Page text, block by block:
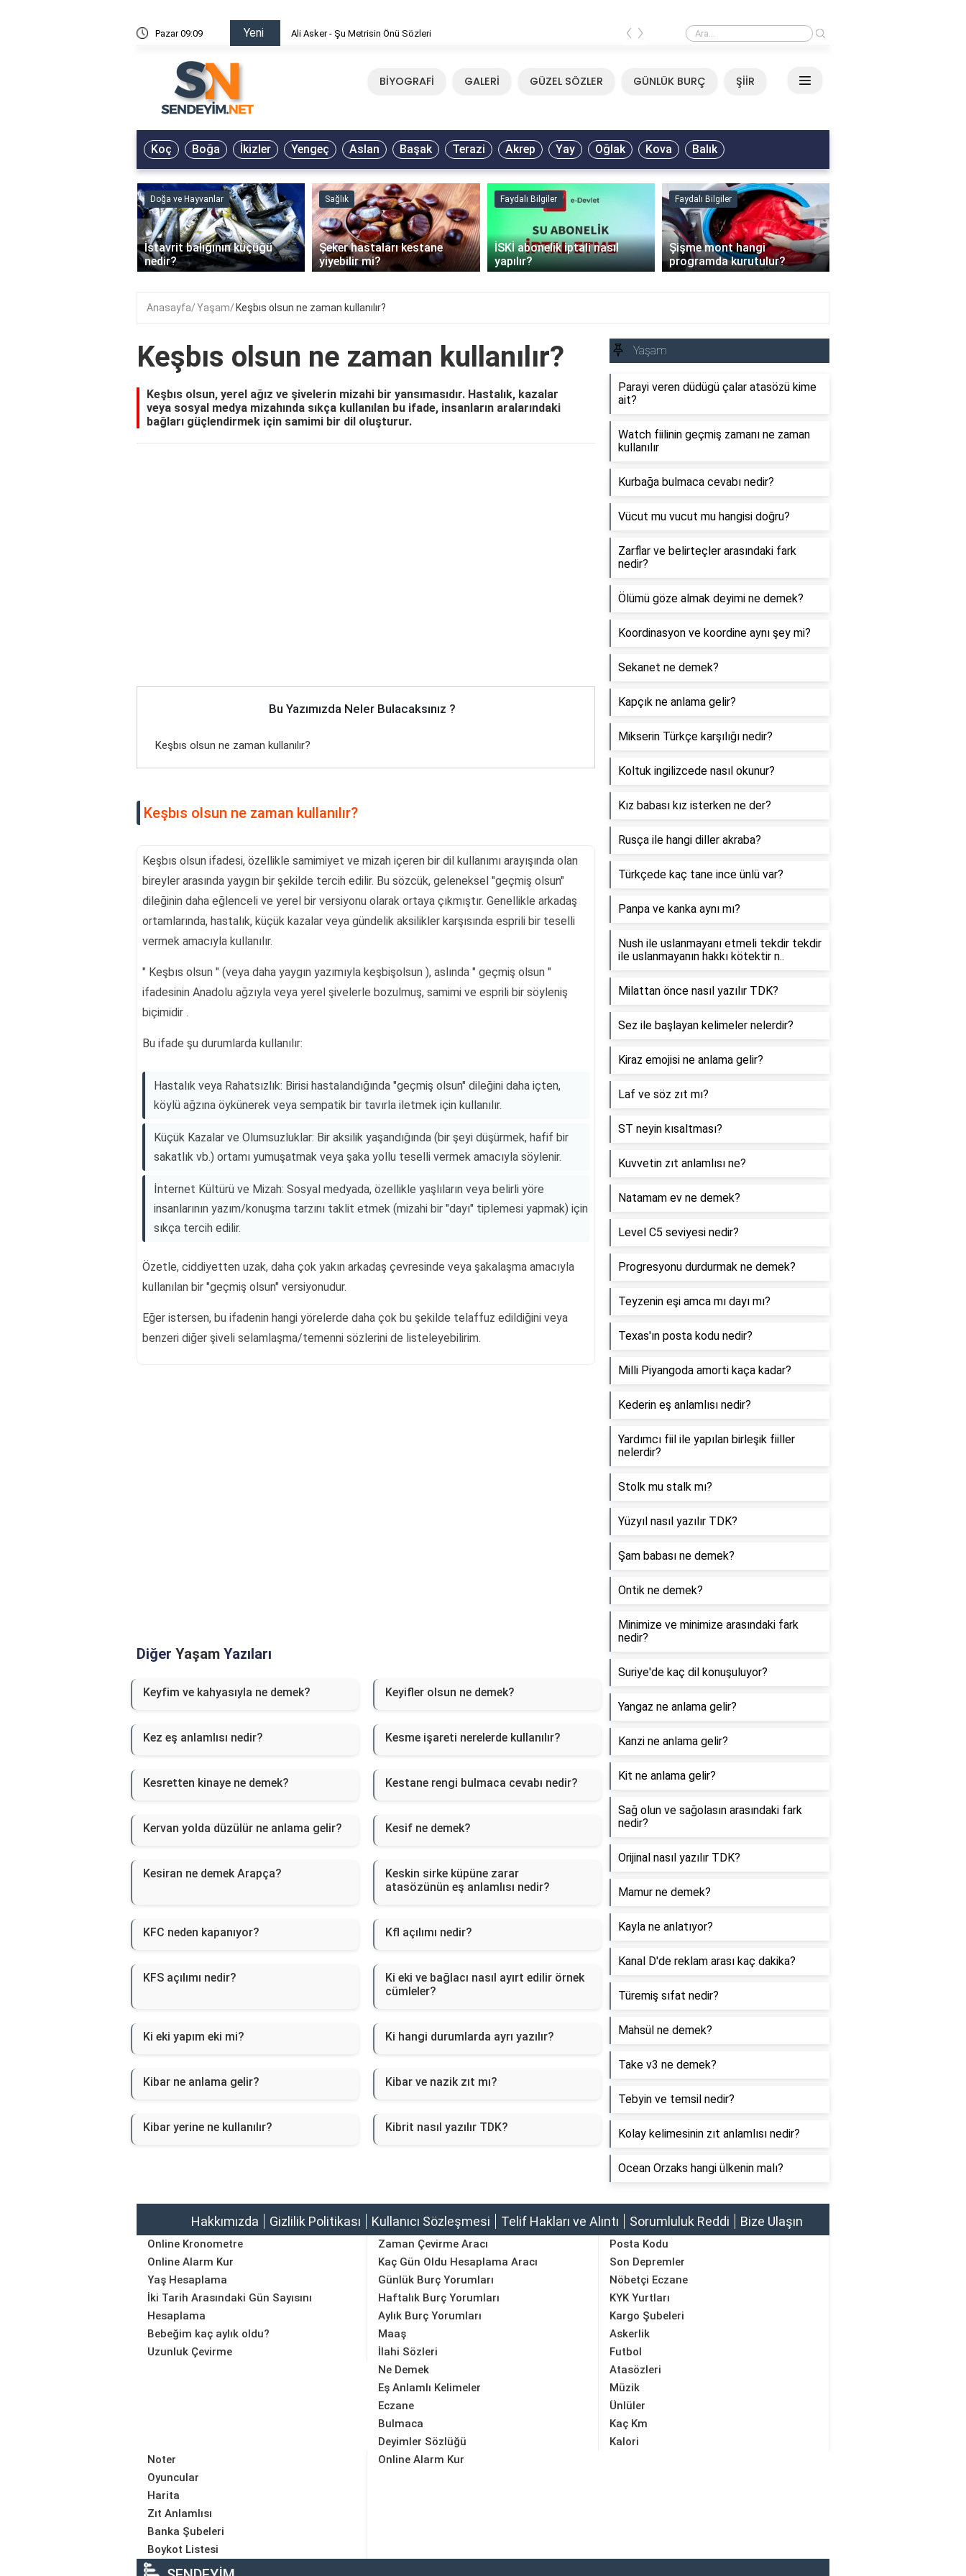
Pazar 09:09 Yeni Ali Asker - Şu Metrisin Önü Sözleri Mirkelam - Tavla Sözleri
‹ ›
BİYOGRAFİ GALERİ GÜZEL SÖZLER GÜNLÜK BURÇ ŞİİR
Koç Boğa İkizler Yengeç Aslan Başak Terazi Akrep Yay Oğlak Kova Balık
Doğa ve Hayvanlar
İstavrit balığının küçüğü
nedir?
Sağlık
Şeker hastaları kestane
yiyebilir mi?
Faydalı Bilgiler
İSKİ abonelik iptali nasıl
yapılır?
Faydalı Bilgiler
Şişme mont hangi
programda kurutulur?
‹ ›
Anasayfa Yaşam Keşbıs olsun ne zaman kullanılır?
Keşbıs olsun ne zaman kullanılır?
Keşbıs olsun, yerel ağız ve şivelerin mizahi bir yansımasıdır. Hastalık, kazalar
veya sosyal medya mizahında sıkça kullanılan bu ifade, insanların aralarındaki
bağları güçlendirmek için samimi bir dil oluşturur.
Bu Yazımızda Neler Bulacaksınız ?
Keşbıs olsun ne zaman kullanılır?
Keşbıs olsun ne zaman kullanılır?
Keşbıs olsun ifadesi, özellikle samimiyet ve mizah içeren bir dil kullanımı arayışında olan
bireyler arasında yaygın bir şekilde tercih edilir. Bu sözcük, geleneksel "geçmiş olsun"
dileğinin daha eğlenceli ve yerel bir versiyonu olarak ortaya çıkmıştır. Genellikle arkadaş
ortamlarında, hastalık, küçük kazalar veya gündelik aksilikler karşısında esprili bir teselli
vermek amacıyla kullanılır.
" Keşbıs olsun " (veya daha yaygın yazımıyla keşbişolsun ), aslında " geçmiş olsun "
ifadesinin Anadolu ağzıyla veya yerel şivelerle bozulmuş, samimi ve esprili bir söyleniş
biçimidir .
Bu ifade şu durumlarda kullanılır:
Hastalık veya Rahatsızlık: Birisi hastalandığında "geçmiş olsun" dileğini daha içten,
köylü ağzına öykünerek veya sempatik bir tavırla iletmek için kullanılır.
Küçük Kazalar ve Olumsuzluklar: Bir aksilik yaşandığında (bir şeyi düşürmek, hafif bir
sakatlık vb.) ortamı yumuşatmak veya şaka yollu teselli vermek amacıyla söylenir.
İnternet Kültürü ve Mizah: Sosyal medyada, özellikle yaşlıların veya belirli yöre
insanlarının yazım/konuşma tarzını taklit etmek (mizahi bir "dayı" tiplemesi yapmak) için
sıkça tercih edilir.
Özetle, ciddiyetten uzak, daha çok yakın arkadaş çevresinde veya şakalaşma amacıyla
kullanılan bir "geçmiş olsun" versiyonudur.
Eğer istersen, bu ifadenin hangi yörelerde daha çok bu şekilde telaffuz edildiğini veya
benzeri diğer şiveli selamlaşma/temenni sözlerini de listeleyebilirim.
Diğer Yaşam Yazıları
Keyfim ve kahyasıyla ne demek? Keyifler olsun ne demek?
Kez eş anlamlısı nedir? Kesme işareti nerelerde kullanılır?
Kesretten kinaye ne demek? Kestane rengi bulmaca cevabı nedir?
Kervan yolda düzülür ne anlama gelir? Kesif ne demek?
Kesiran ne demek Arapça?
Keskin sirke küpüne zarar
atasözünün eş anlamlısı nedir?
KFC neden kapanıyor? Kfl açılımı nedir?
KFS açılımı nedir?
Ki eki ve bağlacı nasıl ayırt edilir örnek
cümleler?
Ki eki yapım eki mi? Ki hangi durumlarda ayrı yazılır?
Kibar ne anlama gelir? Kibar ve nazik zıt mı?
Kibar yerine ne kullanılır? Kibrit nasıl yazılır TDK?
Yaşam
Parayi veren düdügü çalar atasözü kime
ait?
Watch fiilinin geçmiş zamanı ne zaman
kullanılır
Kurbağa bulmaca cevabı nedir?
Vücut mu vucut mu hangisi doğru?
Zarflar ve belirteçler arasındaki fark
nedir?
Ölümü göze almak deyimi ne demek?
Koordinasyon ve koordine aynı şey mi?
Sekanet ne demek?
Kapçık ne anlama gelir?
Mikserin Türkçe karşılığı nedir?
Koltuk ingilizcede nasıl okunur?
Kız babası kız isterken ne der?
Rusça ile hangi diller akraba?
Türkçede kaç tane ince ünlü var?
Panpa ve kanka aynı mı?
Nush ile uslanmayanı etmeli tekdir tekdir
ile uslanmayanın hakkı kötektir n..
Milattan önce nasıl yazılır TDK?
Sez ile başlayan kelimeler nelerdir?
Kiraz emojisi ne anlama gelir?
Laf ve söz zıt mı?
ST neyin kısaltması?
Kuvvetin zıt anlamlısı ne?
Natamam ev ne demek?
Level C5 seviyesi nedir?
Progresyonu durdurmak ne demek?
Teyzenin eşi amca mı dayı mı?
Texas'ın posta kodu nedir?
Milli Piyangoda amorti kaça kadar?
Kederin eş anlamlısı nedir?
Yardımcı fiil ile yapılan birleşik fiiller
nelerdir?
Stolk mu stalk mı?
Yüzyıl nasıl yazılır TDK?
Şam babası ne demek?
Ontik ne demek?
Minimize ve minimize arasındaki fark
nedir?
Suriye'de kaç dil konuşuluyor?
Yangaz ne anlama gelir?
Kanzi ne anlama gelir?
Kit ne anlama gelir?
Sağ olun ve sağolasın arasındaki fark
nedir?
Orijinal nasıl yazılır TDK?
Mamur ne demek?
Kayla ne anlatıyor?
Kanal D'de reklam arası kaç dakika?
Türemiş sıfat nedir?
Mahsül ne demek?
Take v3 ne demek?
Tebyin ve temsil nedir?
Kolay kelimesinin zıt anlamlısı nedir?
Ocean Orzaks hangi ülkenin malı?
Hakkımızda Gizlilik Politikası Kullanıcı Sözleşmesi Telif Hakları ve Alıntı Sorumluluk Reddi Bize Ulaşın
Online Kronometre
Online Alarm Kur
Yaş Hesaplama
İki Tarih Arasındaki Gün Sayısını
Hesaplama
Bebeğim kaç aylık oldu?
Uzunluk Çevirme
Zaman Çevirme Aracı
Kaç Gün Oldu Hesaplama Aracı
Günlük Burç Yorumları
Haftalık Burç Yorumları
Aylık Burç Yorumları
Maaş
Posta Kodu
Son Depremler
Nöbetçi Eczane
KYK Yurtları
Kargo Şubeleri
Askerlik
İlahi Sözleri
Ne Demek
Eş Anlamlı Kelimeler
Eczane
Bulmaca
Deyimler Sözlüğü
Futbol
Atasözleri
Müzik
Ünlüler
Kaç Km
Kalori
Noter
Oyuncular
Harita
Zıt Anlamlısı
Banka Şubeleri
Boykot Listesi
Online Alarm Kur